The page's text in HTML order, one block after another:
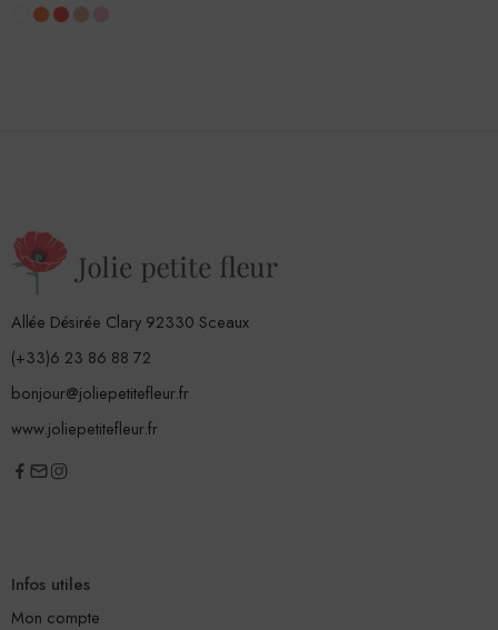
Allée Désirée Clary 92330 Sceaux
(+33)6 23 86 88 72
bonjour@joliepetitefleur.fr
www.joliepetitefleur.fr
Infos utiles
Mon compte